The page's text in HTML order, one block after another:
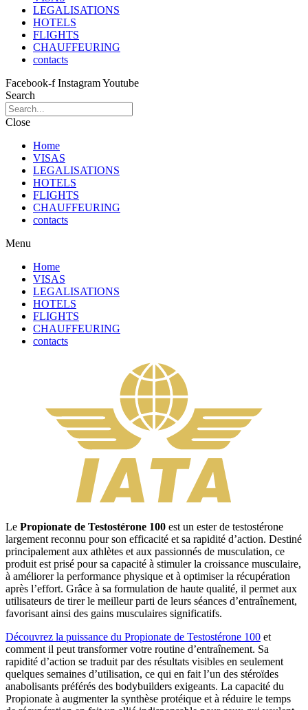
LEGALISATIONS
HOTELS
FLIGHTS
CHAUFFEURING
contacts
Facebook-f InstagramYoutube
Search
Close
Home
VISAS
LEGALISATIONS
HOTELS
FLIGHTS
CHAUFFEURING
contacts
Menu
Home
VISAS
LEGALISATIONS
HOTELS
FLIGHTS
CHAUFFEURING
contacts
Le Propionate de Testostérone 100 est un ester de testostérone
largement reconnu pour son efficacité et sa rapidité d’action. Destiné
principalement aux athlètes et aux passionnés de musculation, ce
produit est prisé pour sa capacité à stimuler la croissance musculaire,
à améliorer la performance physique et à optimiser la récupération
après l’effort. Grâce à sa formulation de haute qualité, il permet aux
utilisateurs de tirer le meilleur parti de leurs séances d’entraînement,
favorisant ainsi des gains musculaires significatifs.
Découvrez la puissance du Propionate de Testostérone 100 et
comment il peut transformer votre routine d’entraînement. Sa
rapidité d’action se traduit par des résultats visibles en seulement
quelques semaines d’utilisation, ce qui en fait l’un des stéroïdes
anabolisants préférés des bodybuilders exigeants. La capacité du
Propionate à augmenter la synthèse protéique et à réduire le temps